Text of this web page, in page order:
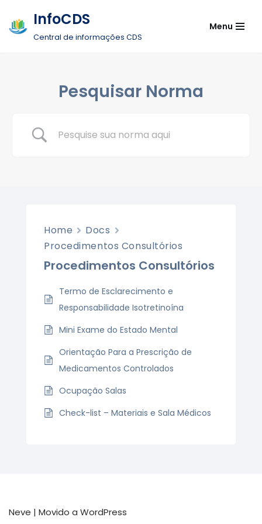
Pular
InfoCDS
Central de informações CDS
Menu
Pesquisar Norma
Home
Docs
Procedimentos Consultórios
Procedimentos Consultórios
Termo de Esclarecimento e
Responsabilidade Isotretinoína
Mini Exame do Estado Mental
Orientação Para a Prescrição de
Medicamentos Controlados
Ocupação Salas
Check-list – Materiais e Sala Médicos
Neve | Movido a WordPress